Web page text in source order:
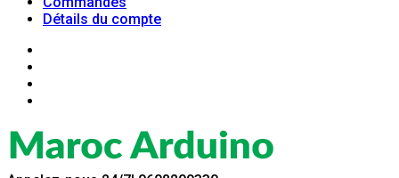
Détails du compte